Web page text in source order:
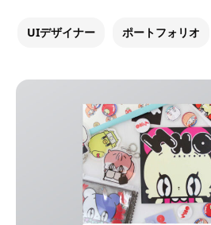
UIデザイナー ポートフォリオ